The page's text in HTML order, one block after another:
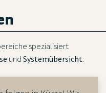
spezialisiert:
und Systemübersicht